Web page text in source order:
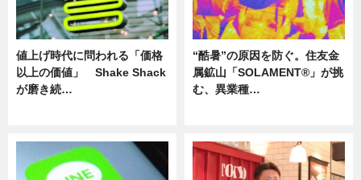
値上げ時代に問われる「価格
以上の価値」 Shake Shack
が磨き続…
“酷暑”の原因を防ぐ。住友金
属鉱山「SOLAMENT®」が挑
む、異業種…